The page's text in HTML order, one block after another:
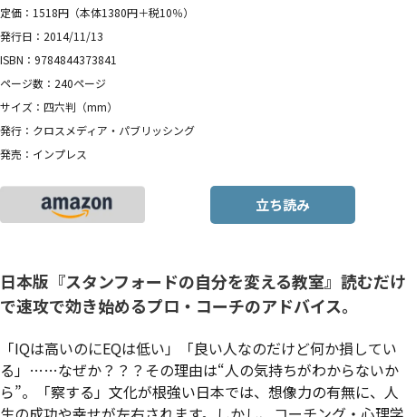
定価：1518円（本体1380円＋税10％）
発行日：2014/11/13
ISBN：9784844373841
ページ数：240ページ
サイズ：四六判（mm）
発行：クロスメディア・パブリッシング
発売：インプレス
立ち読み
日本版『スタンフォードの自分を変える教室』読むだけ
で速攻で効き始めるプロ・コーチのアドバイス。
「IQは高いのにEQは低い」「良い人なのだけど何か損してい
る」……なぜか？？？その理由は“人の気持ちがわからないか
ら”。「察する」文化が根強い日本では、想像力の有無に、人